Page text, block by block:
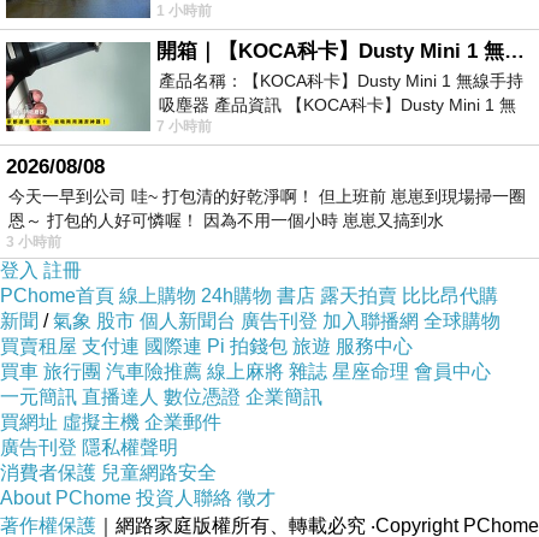
唉唷!!
沒事幹麻把事情變成這樣阿?!
唉~
算啦!!
時間會沖淡一切的!!
哈哈哈!!
堡市吃晚餐和過夜
1 小時前
開箱｜【KOCA科卡】Dusty Mini 1 無線手持吸塵器
產品名稱：【KOCA科卡】Dusty Mini 1 無線手持
吸塵器 產品資訊 【KOCA科卡】Dusty Mini 1 無
線手持吸塵器評語： 能吸、能吹兼具兩
7 小時前
2026/08/08
今天一早到公司 哇~ 打包清的好乾淨啊！ 但上班前 崽崽到現場掃一圈
恩～ 打包的人好可憐喔！ 因為不用一個小時 崽崽又搞到水
3 小時前
登入 註冊
PChome首頁 線上購物 24h購物 書店 露天拍賣 比比昂代購
新聞 /氣象 股市 個人新聞台 廣告刊登 加入聯播網 全球購物
買賣租屋 支付連 國際連 Pi 拍錢包 旅遊 服務中心
買車 旅行團 汽車險推薦 線上麻將 雜誌 星座命理 會員中心
一元簡訊 直播達人 數位憑證 企業簡訊
買網址 虛擬主機 企業郵件
廣告刊登 隱私權聲明
消費者保護 兒童網路安全
About PChome 投資人聯絡 徵才
著作權保護 ｜網路家庭版權所有、轉載必究 ‧Copyright PChome